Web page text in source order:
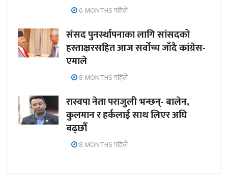
6 MONTHS पहिले
संसद पुनर्स्थापनाका लागि सांसदको
हस्ताक्षरसहित आज सर्वोच्च जाँदै कांग्रेस-
एमाले
8 MONTHS पहिले
रास्वपा नेता पराजुली भन्छन्- बालेन,
कुलमान र हर्कलाई साथ लिएर अघि
बढ्छौँ
8 MONTHS पहिले